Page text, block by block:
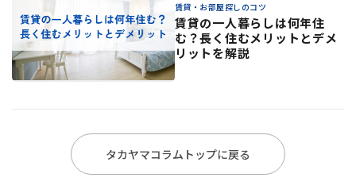
賃貸・お部屋探しのコツ
賃貸の一人暮らしは何年住
む？長く住むメリットとデメ
リットを解説
タカヤマコラムトップに戻る